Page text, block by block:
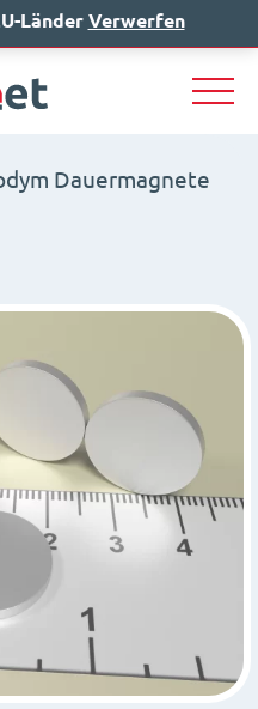
IT EN DE
Dauermagnete
Länder Verwerfen